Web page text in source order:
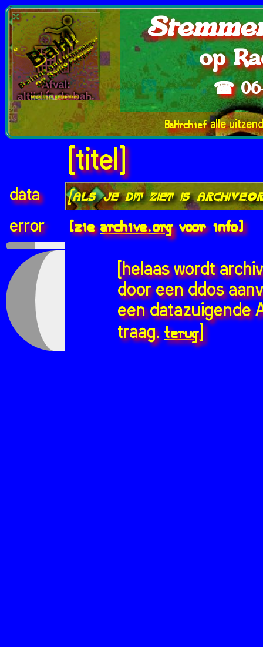
op
☎
BaHrchiefalle
data
error
[titel]
[als je dit ziet is
[ziearchive.orgvoor info]
[helaas wordt
door een ddos
een datazuigende
traag.terug]